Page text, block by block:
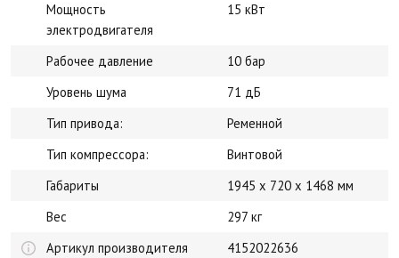
Мощность
электродвигателя
15 кВт
Рабочее давление
10 бар
Уровень шума
71 дБ
Тип привода:
Ременной
Тип компрессора:
Винтовой
Габариты
1945 x 720 x 1468 мм
Вес
297 кг
Артикул производителя
4152022636